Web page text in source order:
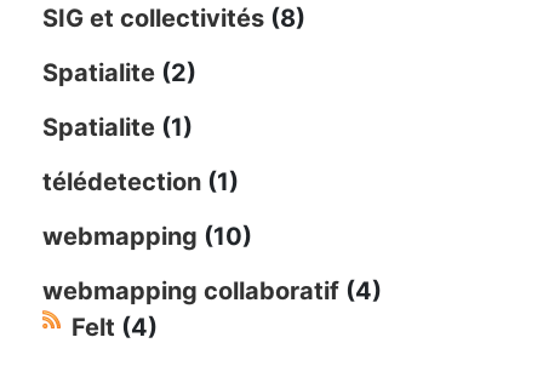
SIG et collectivités (8)
Spatialite (2)
Spatialite (1)
télédetection (1)
webmapping (10)
webmapping collaboratif (4)
Felt (4)